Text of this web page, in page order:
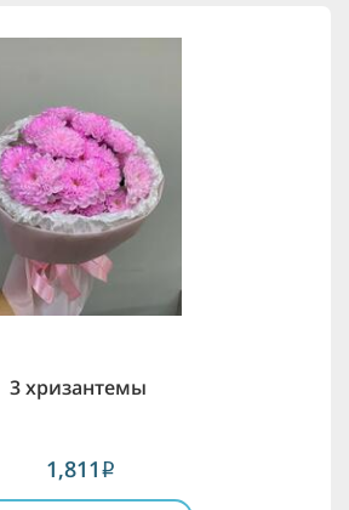
3 хризантемы
1,811 i